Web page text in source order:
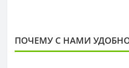
ПОЧЕМУ С НАМИ